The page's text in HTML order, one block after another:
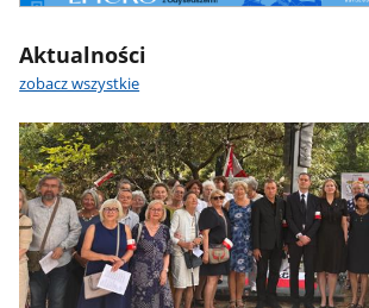
Aktualności
zobacz wszystkie